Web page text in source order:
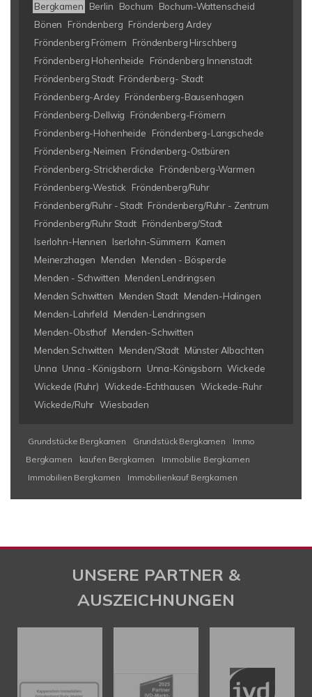
Bergkamen Berlin Bochum
Bochum-Wattenscheid
Bönen
Fröndenberg Fröndenberg Ardey
Fröndenberg Frömern
Fröndenberg Hirschberg
Fröndenberg Hohenheide
Fröndenberg Innenstadt
Fröndenberg Stadt Fröndenberg- Stadt
Fröndenberg-Ardey Fröndenberg-Bausenhagen
Fröndenberg-Dellwig
Fröndenberg-Frömern
Fröndenberg-Hohenheide
Fröndenberg-Langschede
Fröndenberg-Neimen Fröndenberg-Ostbüren
Fröndenberg-Strickherdicke
Fröndenberg-Warmen
Fröndenberg-Westick
Fröndenberg/Ruhr
Fröndenberg/Ruhr - Stadt Fröndenberg/Ruhr - Zentrum
Fröndenberg/Ruhr Stadt Fröndenberg/Stadt
Iserlohn-Hennen
Iserlohn-Sümmern Kamen
Meinerzhagen
Menden
Menden - Bösperde
Menden - Schwitten Menden Lendringsen
Menden Schwitten
Menden Stadt Menden-Halingen
Menden-Lahrfeld
Menden-Lendringsen
Menden-Obsthof Menden-Schwitten
Menden.Schwitten
Menden/Stadt Münster Albachten
Unna Unna - Königsborn Unna-Königsborn Wickede
Wickede (Ruhr) Wickede-Echthausen Wickede-Ruhr
Wickede/Ruhr Wiesbaden
Grundstücke Bergkamen Grundstück Bergkamen
Immo
Bergkamen
kaufen Bergkamen
Immobilie Bergkamen
Immobilien Bergkamen
Immobilienkauf Bergkamen
UNSERE PARTNER &
AUSZEICHNUNGEN